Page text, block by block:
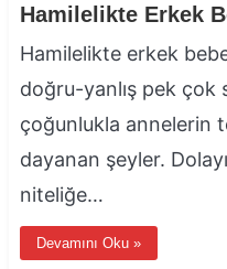
Hamilelikte Erkek
Hamilelikte erkek
doğru-yanlış pek çok
çoğunlukla annelerin
dayanan şeyler.
niteliğe…
Devamını Oku »